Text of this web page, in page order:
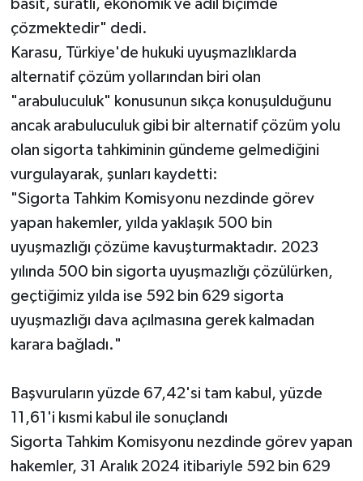
basit, süratli, ekonomik ve adil biçimde
çözmektedir" dedi.
Karasu, Türkiye'de hukuki uyuşmazlıklarda
alternatif çözüm yollarından biri olan
"arabuluculuk" konusunun sıkça konuşulduğunu
ancak arabuluculuk gibi bir alternatif çözüm yolu
olan sigorta tahkiminin gündeme gelmediğini
vurgulayarak, şunları kaydetti:
"Sigorta Tahkim Komisyonu nezdinde görev
yapan hakemler, yılda yaklaşık 500 bin
uyuşmazlığı çözüme kavuşturmaktadır. 2023
yılında 500 bin sigorta uyuşmazlığı çözülürken,
geçtiğimiz yılda ise 592 bin 629 sigorta
uyuşmazlığı dava açılmasına gerek kalmadan
karara bağladı."
Başvuruların yüzde 67,42'si tam kabul, yüzde
11,61'i kısmi kabul ile sonuçlandı
Sigorta Tahkim Komisyonu nezdinde görev yapan
hakemler, 31 Aralık 2024 itibariyle 592 bin 629